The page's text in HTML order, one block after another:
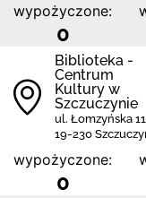
wypożyczone:
0
Biblioteka -
Centrum
Kultury w
Szczuczynie
ul. Łomzyńska 11
19-230
wypożyczone:
0